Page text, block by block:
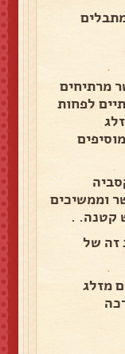
מרתיחים
לפחות
וממשיכים
קטנה. .
זה של
מזלג